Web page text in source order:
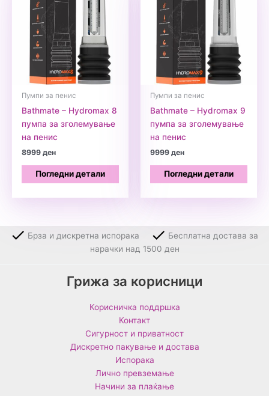
Пумпи за пенис
Bathmate – Hydromax 8
пумпа за зголемување
на пенис
8999ден
Погледни детали
Пумпи за пенис
Bathmate – Hydromax 9
пумпа за зголемување
на пенис
9999ден
Погледни детали
Брза и дискретна испорака
Бесплатна достава за
нарачки над 1500 ден
Грижа за корисници
Корисничка поддршка
Контакт
Сигурност и приватност
Дискретно пакување и достава
Испорака
Лично превземање
Начини за плаќање